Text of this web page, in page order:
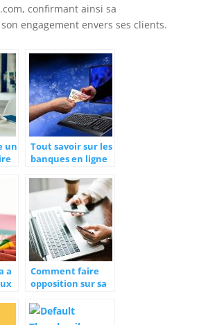
, confirmant ainsi sa
engagement envers ses clients.
un
Tout savoir sur les
banques en ligne
a
Comment faire
opposition sur sa